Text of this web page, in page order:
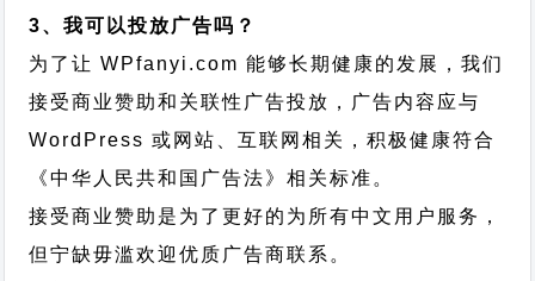
3、我可以投放广告吗？
为了让 WPfanyi.com 能够长期健康的发展，我们
接受商业赞助和关联性广告投放，广告内容应与
WordPress 或网站、互联网相关，积极健康符合
《中华人民共和国广告法》相关标准。
接受商业赞助是为了更好的为所有中文用户服务，
但宁缺毋滥欢迎优质广告商联系。